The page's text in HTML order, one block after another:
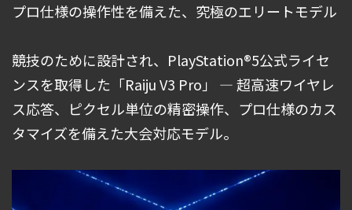
プロ仕様の操作性を備えた、究極のエリートモデル
競技のために設計され、PlayStation®5公式ライセ
ンスを取得した「Raiju V3 Pro」 ― 超高速ワイヤレ
ス応答、ピクセル単位の精密操作、プロ仕様のカス
タマイズを備えた大会対応モデル。